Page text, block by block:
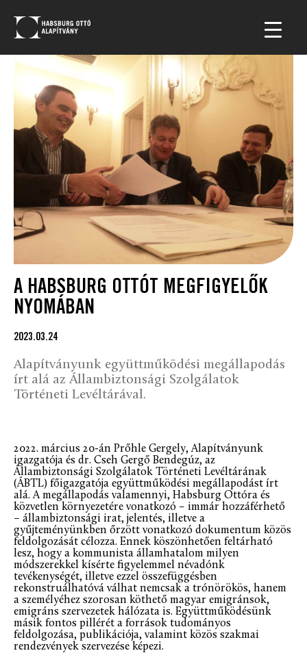
A HABSBURG OTTÓT MEGFIGYELŐK
NYOMÁBAN
2023.03.24
Alapítványunk együttműködési megállapodás
írt alá az Állambiztonsági Szolgálatok
Történeti Levéltárával.
2022. március 20-án Prőhle Gergely, Alapítványunk
igazgatója és dr. Cseh Gergő Bendegúz, az
Állambiztonsági Szolgálatok Történeti Levéltárának
(ÁBTL) főigazgatója együttműködési megállapodást írt
alá. A megállapodás valamennyi, Habsburg Ottóra és
közvetlen környezetére vonatkozó – immár hozzáférhető
– állambiztonsági irat, jelentés, illetve a
gyűjteményünkben őrzött vonatkozó dokumentum közös
feldolgozását célozza. Ennek köszönhetően feltárható
lesz, hogy a kommunista államhatalom milyen
módszerekkel kísérte figyelemmel névadónk
tevékenységét, illetve ezzel összefüggésben
rekonstruálhatóvá válhat nemcsak a trónörökös, hanem
a személyéhez szorosan köthető magyar emigránsok,
emigráns szervezetek hálózata is. Együttműködésünk
másik fontos pillérét a források tudományos
feldolgozása, publikációja, valamint közös szakmai
rendezvények szervezése képezi.